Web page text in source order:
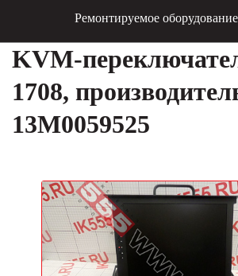
Ремонтируемое оборудование
KVM-
1708,
13M0059525